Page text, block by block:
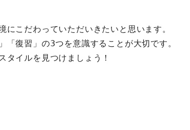
こだわっていただいきたいと思います。
復習」の3つを意識することが大切です。
タイルを見つけましょう！